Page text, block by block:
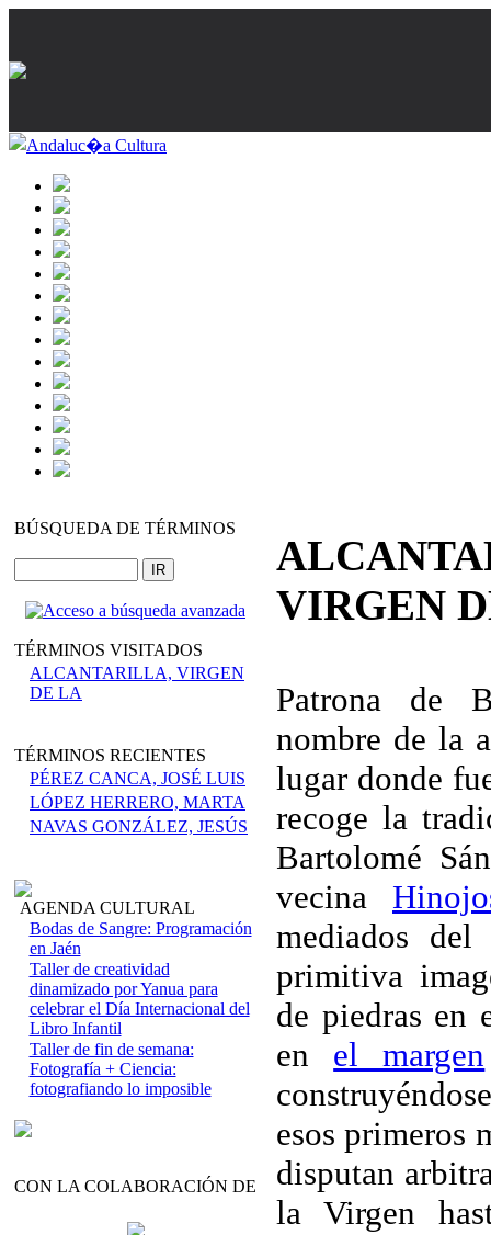
BÚSQUEDA DE TÉRMINOS
TÉRMINOS VISITADOS
ALCANTARILLA, VIRGEN
DE LA
TÉRMINOS RECIENTES
PÉREZ CANCA, JOSÉ LUIS
LÓPEZ HERRERO, MARTA
NAVAS GONZÁLEZ, JESÚS
AGENDA CULTURAL
Bodas de Sangre: Programación
en Jaén
Taller de creatividad
dinamizado por Yanua para
celebrar el Día Internacional del
Libro Infantil
Taller de fin de semana:
Fotografía + Ciencia:
fotografiando lo imposible
CON LA COLABORACIÓN DE
VIRGEN
Patrona de
nombre de la
lugar donde
recoge la
Bartolomé
vecina
mediados
primitiva
de piedras en
en el margen
esos primeros
disputan
la Virgen